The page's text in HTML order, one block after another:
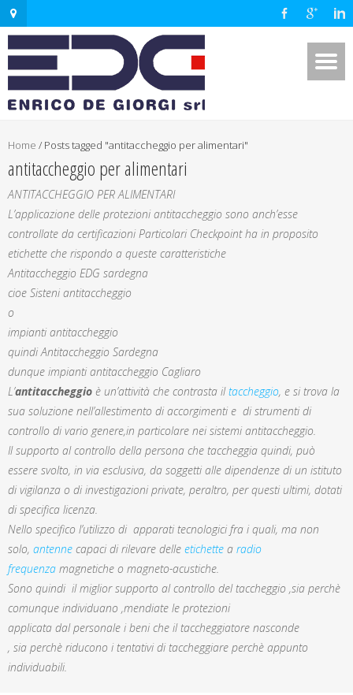
Home / Posts tagged "antitaccheggio per alimentari"
antitaccheggio per alimentari
ANTITACCHEGGIO PER ALIMENTARI
L’applicazione delle protezioni antitaccheggio sono anch’esse
controllate da certificazioni Particolari Checkpoint ha in proposito
etichette che rispondo a queste caratteristiche
Antitaccheggio EDG sardegna
cioe Sisteni antitaccheggio
o
impianti antitaccheggio
quindi Antitaccheggio Sardegna
dunque impianti antitaccheggio Cagliaro
L’antitaccheggio è un’attività che contrasta iltaccheggio, e si trova la
sua soluzione nell’allestimento di accorgimenti e di strumenti di
controllo di vario genere,in particolare nei sistemi antitaccheggio.
Il supporto al controllo della persona che taccheggia quindi, può
essere svolto, in via esclusiva, da soggetti alle dipendenze di un istituto
di vigilanza o di investigazioni private, peraltro, per questi ultimi, dotati
di specifica licenza.
Nello specifico l’utilizzo di apparati tecnologici fra i quali, ma non
solo, antenne capaci di rilevare delle etichette a radio
frequenza magnetiche o magneto-acustiche.
Sono quindi il miglior supporto al controllo del taccheggio ,sia perchè
comunque individuano ,mendiate le protezioni
applicata dal personale i beni che il taccheggiatore nasconde
, sia perchè riducono i tentativi di taccheggiare perchè appunto
individuabili.